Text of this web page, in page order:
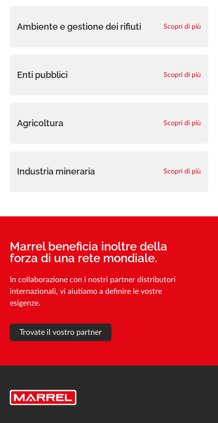
Ambiente e gestione dei rifiuti Scopri di più
Enti pubblici Scopri di più
Agricoltura Scopri di più
Industria mineraria Scopri di più
Marrel beneficia inoltre della
forza di una rete mondiale.
In collaborazione con i nostri partner distributori
internazionali, vi aiutiamo a definire le vostre
esigenze.
Trovate il vostro partner